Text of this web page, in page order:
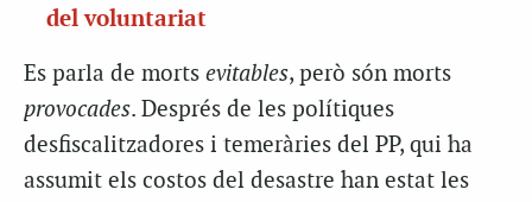
del voluntariat
Es parla de morts evitables, però són morts
provocades. Després de les polítiques
desfiscalitzadores i temeràries del PP, qui ha
assumit els costos del desastre han estat les